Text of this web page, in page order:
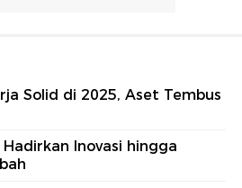
Solid di 2025, Aset Tembus
Inovasi hingga